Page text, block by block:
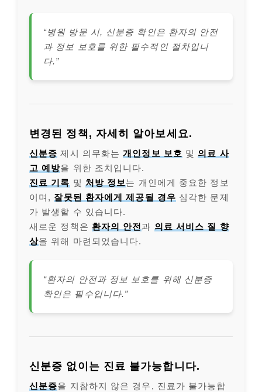
“병원 방문 시, 신분증 확인은 환자의 안전
과 정보 보호를 위한 필수적인 절차입니
다.”
변경된 정책, 자세히 알아보세요.
신분증 제시 의무화는개인정보 보호 및 의료 사
고 예방을 위한 조치입니다.
진료 기록 및 처방 정보 는 개인에게 중요한 정보
이며, 잘못된 환자에게 제공될 경우 심각한 문제
가 발생할 수 있습니다.
새로운 정책은 환자의 안전과 의료 서비스 질 향
상을 위해 마련되었습니다.
“환자의 안전과 정보 보호를 위해 신분증
확인은 필수입니다.”
신분증 없이는 진료 불가능합니다.
신분증을 지참하지 않은 경우, 진료가 불가능합